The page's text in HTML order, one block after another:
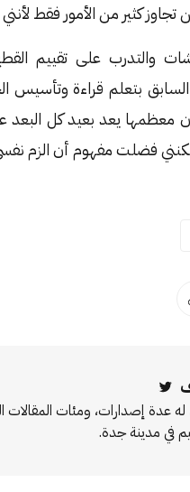
كثير من الأمور فقط لأنني
والتدرب على تقييم
بتعلم قراءة وتأسيس
أن معظمها يعد بعيد كل
فضلت مفهوم أن الزم نفسي
الرابط
عدة إصدارات، ومئات
في مدينة جدة.